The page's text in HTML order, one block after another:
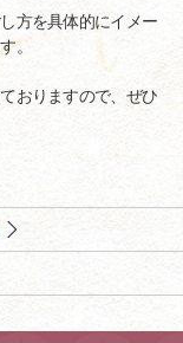
方を具体的にイメー
。
おりますので、ぜひ